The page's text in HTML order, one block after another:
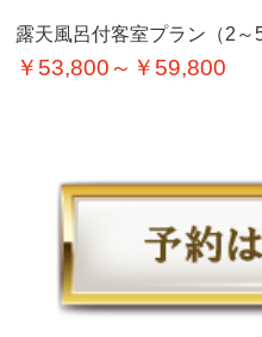
露天風呂付客室プラン（2～
￥53,800～￥59,800